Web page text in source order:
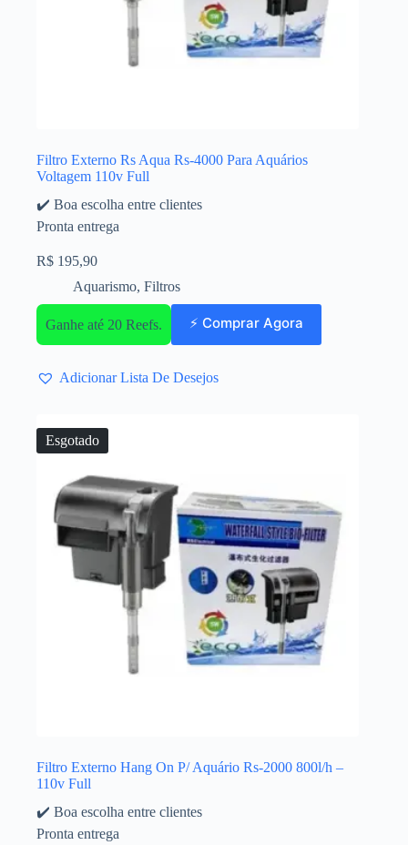
Filtro Externo Rs Aqua Rs-4000 Para Aquários
Voltagem 110v Full
✔️ Boa escolha entre clientes
Pronta entrega
R$ 195,90
Aquarismo, Filtros
Ganhe até 20 Reefs. ⚡ Comprar Agora
Adicionar Lista De Desejos
Esgotado
Filtro Externo Hang On P/ Aquário Rs-2000 800l/h –
110v Full
✔️ Boa escolha entre clientes
Pronta entrega